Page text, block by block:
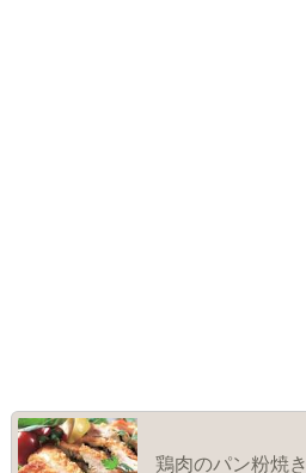
鶏肉のパン粉焼き